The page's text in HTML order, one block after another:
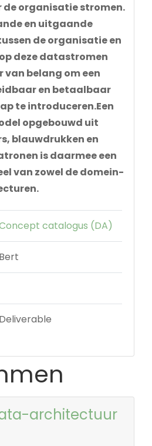
organisatie stromen.
en uitgaande
de organisatie en
deze datastromen
belang om een
en betaalbaar
te introduceren.Een
opgebouwd uit
blauwdrukken en
is daarmee een
van zowel de domein-
catalogus (DA)
Bert
Deliverable
architectuur